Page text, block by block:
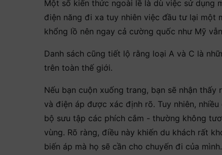
Một số kiến thức ngoài lề là dù việc sử dụng
điện năng đi xa tuy nhiên việc đầu tư lại một
khổng lồ nên ngay cả cường quốc như Mỹ
Danh sách cũng tiết lộ rằng loại A và C là
trên toàn thế giới.
Nếu bạn cuộn xuống trang, bạn sẽ nhận
và điện áp được xác định rõ. Tuy nhiên,
bộ sưu tập các phích cắm - thường không
vùng. Rõ ràng, điều này khiến du khách rất
biến áp mà họ sẽ cần cho chuyến đi của